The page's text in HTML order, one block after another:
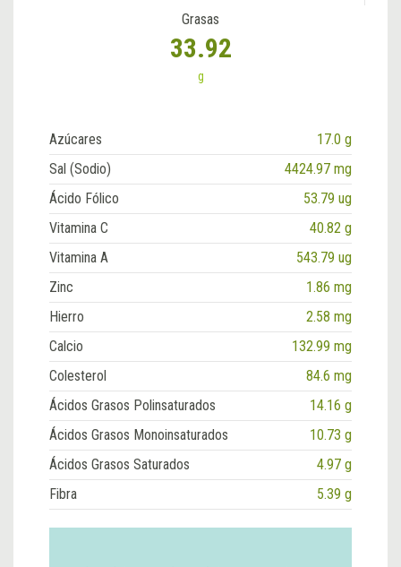
Grasas
33.92
g
Azúcares
17.0 g
Sal (Sodio)
4424.97 mg
Ácido Fólico
53.79 ug
Vitamina C
40.82 g
Vitamina A
543.79 ug
Zinc
1.86 mg
Hierro
2.58 mg
Calcio
132.99 mg
Colesterol
84.6 mg
Ácidos Grasos Polinsaturados
14.16 g
Ácidos Grasos Monoinsaturados
10.73 g
Ácidos Grasos Saturados
4.97 g
Fibra
5.39 g